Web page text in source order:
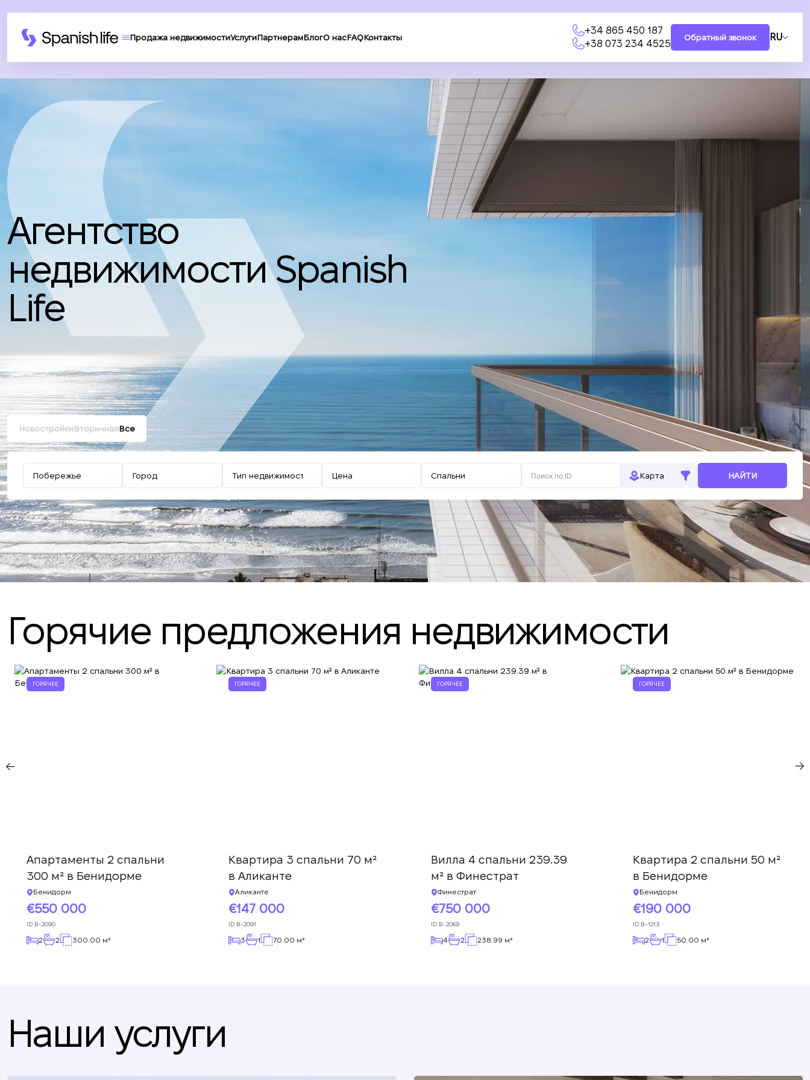
Продажа недвижимостиУслугиПартнерамБлогО насFAQКонтакты
+34 865 450 187
+38 073 234 4525
Обратный звонок RU
Агентство
недвижимости Spanish
Life
НовостройкиВторичнаяВсе
Карта НАЙТИ
Горячие предложения недвижимости
ГОРЯЧЕЕ
Апартаменты 2 спальни
300 м² в Бенидорме
Бенидорм
550 000
ID B-2090
2 2 300.00 м²
ГОРЯЧЕЕ
Квартира 3 спальни 70 м²
в Аликанте
Аликанте
147 000
ID B-2091
3 1 70.00 м²
ГОРЯЧЕЕ
Вилла 4 спальни 239.39
м² в Финестрат
Финестрат
750 000
ID B-2089
4 2 238.99 м²
ГОРЯЧЕЕ
Квартира 2 спальни 50 м²
в Бенидорме
Бенидорм
190 000
ID B-1213
2 1 50.00 м²
Наши услуги